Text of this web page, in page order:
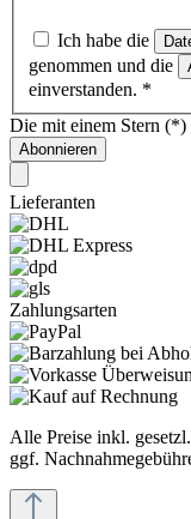
Ich habe die
genommen und die
einverstanden. *
Die mit einem Stern (*)
Abonnieren
Lieferanten
Zahlungsarten
Alle Preise inkl.
ggf.